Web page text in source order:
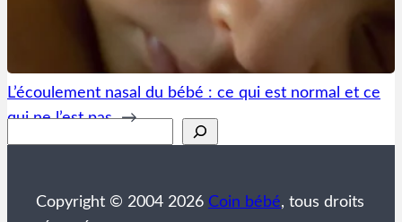
L’écoulement nasal du bébé : ce qui est normal et ce
qui ne l’est pas →
Copyright © 2004 2026 Coin bébé, tous droits